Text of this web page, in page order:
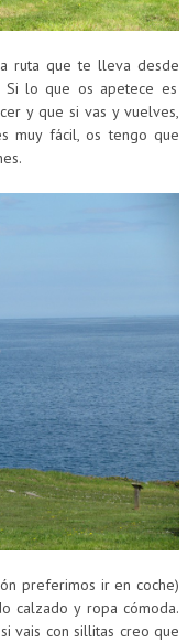
ruta que te lleva desde
Si lo que os apetece es
y que si vas y vuelves,
muy fácil, os tengo que
preferimos ir en coche)
calzado y ropa cómoda.
vais con sillitas creo que